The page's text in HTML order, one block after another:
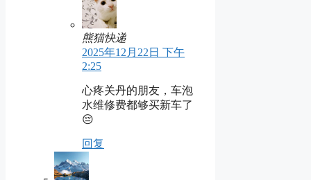
熊猫快递
2025年12月22日 下午
2:25
心疼关丹的朋友，车泡
水维修费都够买新车了
😔
回复